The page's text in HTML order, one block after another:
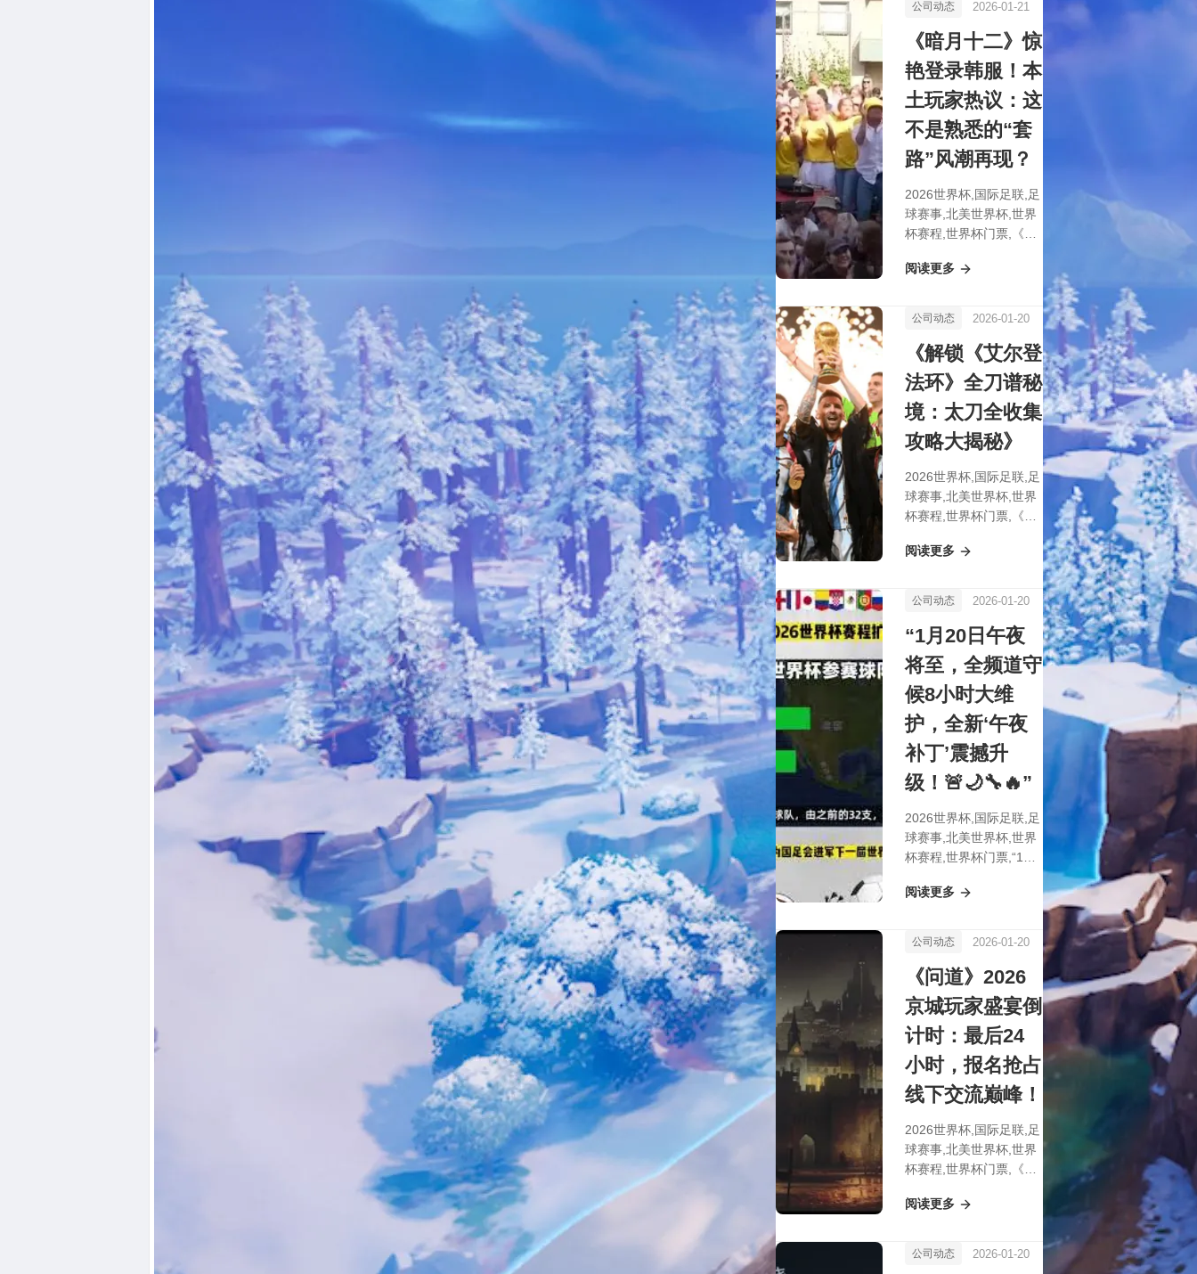
公司动态 2026-01-21
《暗月十二》惊
艳登录韩服！本
土玩家热议：这
不是熟悉的“套
路”风潮再现？
2026世界杯,国际足联,足
球赛事,北美世界杯,世界
杯赛程,世界杯门票,《暗
本土玩家热议：这不是熟
阅读更多
公司动态 2026-01-20
《解锁《艾尔登
法环》全刀谱秘
境：太刀全收集
攻略大揭秘》
2026世界杯,国际足联,足
球赛事,北美世界杯,世界
杯赛程,世界杯门票,《解
秘境：太刀全收集攻略大
阅读更多
公司动态 2026-01-20
“1月20日午夜
将至，全频道守
候8小时大维
护，全新‘午夜
补丁’震撼升
级！🚨🌙🔧🔥”
2026世界杯,国际足联,足
球赛事,北美世界杯,世界
杯赛程,世界杯门票,“1月
守候8小时大维护，全
🚨🌙🔧🔥”
阅读更多
公司动态 2026-01-20
《问道》2026
京城玩家盛宴倒
计时：最后24
小时，报名抢占
线下交流巅峰！
2026世界杯,国际足联,足
球赛事,北美世界杯,世界
杯赛程,世界杯门票,《问
倒计时：最后24小时，
阅读更多
公司动态 2026-01-20